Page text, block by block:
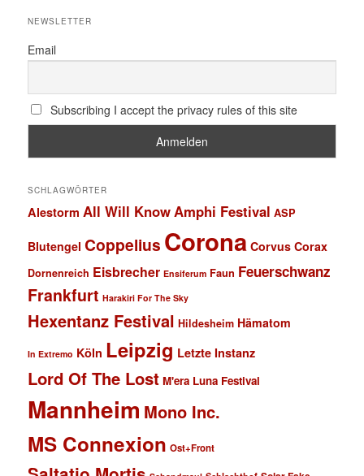
NEWSLETTER
Email
Subscribing I accept the privacy rules of this site
SCHLAGWÖRTER
Alestorm All Will KnowAmphi Festival ASP
Blutengel Coppelius Corona Corvus Corax
Dornenreich Eisbrecher Ensiferum Faun Feuerschwanz
Frankfurt Harakiri For The Sky
Hexentanz Festival Hildesheim Hämatom
In Extremo Köln Leipzig Letzte Instanz
Lord Of The Lost M'era Luna Festival
Mannheim Mono Inc.
MS Connexion Ost+Front